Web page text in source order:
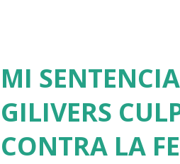
fruto de la estrategia
por uno de los jerifaltes
el año pasado fue
calles de Euskadi dejaron
MI
GILIVERS
CONTRA LA